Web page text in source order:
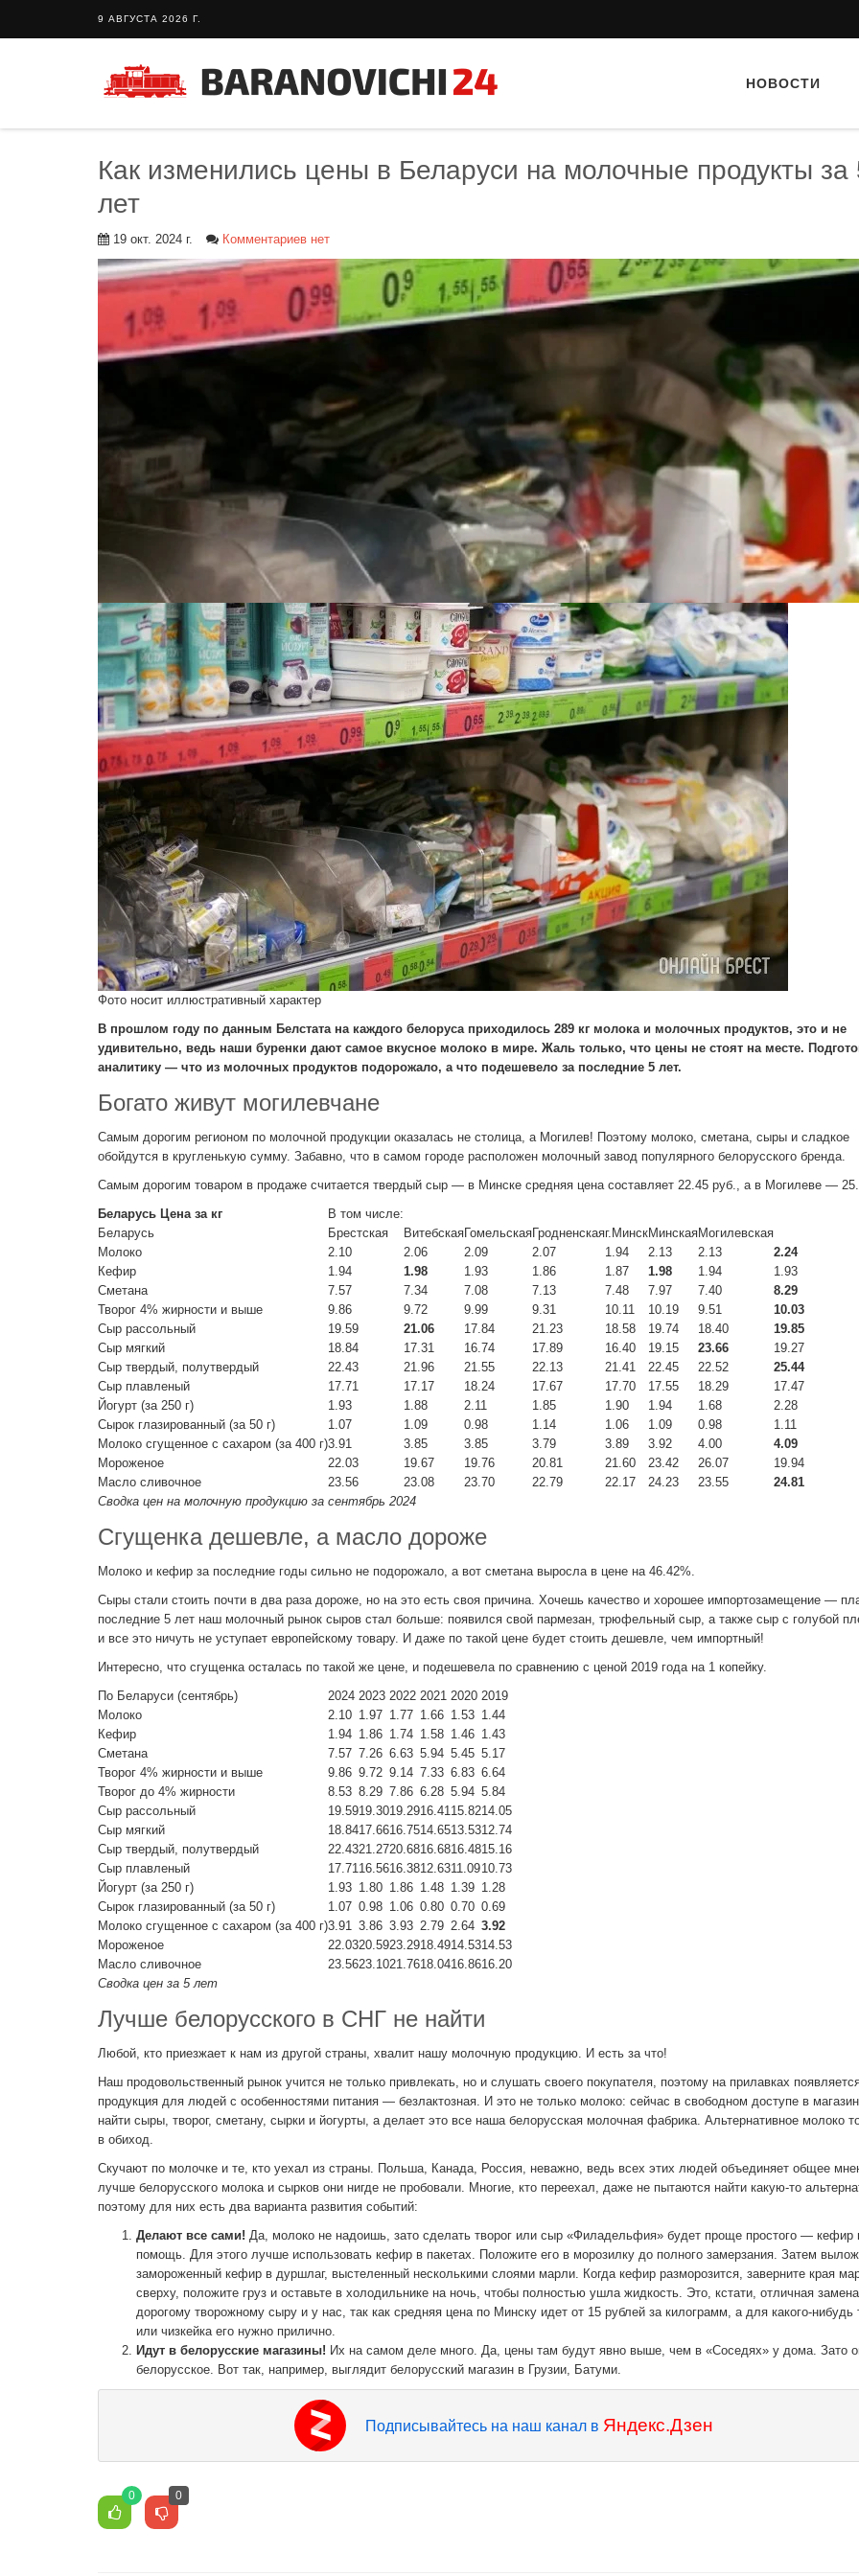
9 АВГУСТА 2026 Г.
НОВОСТИ
Как изменились цены в Беларуси на молочные продукты за
лет
19 окт. 2024 г. Комментариев нет
Фото носит иллюстративный характер
В прошлом году по данным Белстата на каждого белоруса приходилось 289 кг молока и молочных продуктов, это и не
удивительно, ведь наши буренки дают самое вкусное молоко в мире. Жаль только, что цены не стоят на месте.
аналитику — что из молочных продуктов подорожало, а что подешевело за последние 5 лет.
Богато живут могилевчане
Самым дорогим регионом по молочной продукции оказалась не столица, а Могилев! Поэтому молоко, сметана, сыры и сладкое
обойдутся в кругленькую сумму. Забавно, что в самом городе расположен молочный завод популярного белорусского бренда.
Самым дорогим товаром в продаже считается твердый сыр — в Минске средняя цена составляет 22.45 руб., а в Могилеве —
Беларусь Цена за кг
В том числе:
Беларусь
Брестская ВитебскаяГомельскаяГродненскаяг.МинскМинскаяМогилевская
Молоко
2.10 2.06 2.09 2.07 1.94 2.13 2.13
2.24
Кефир
1.94 1.98 1.93 1.86 1.87 1.98 1.94
1.93
Сметана
7.57 7.34 7.08 7.13 7.48 7.97 7.40
8.29
Творог 4% жирности и выше
9.86 9.72 9.99 9.31 10.11 10.19 9.51
10.03
Сыр рассольный
19.59 21.06 17.84 21.23 18.58 19.74 18.40
19.85
Сыр мягкий
18.84 17.31 16.74 17.89 16.40 19.15 23.66
19.27
Сыр твердый, полутвердый
22.43 21.96 21.55 22.13 21.41 22.45 22.52
25.44
Сыр плавленый
17.71 17.17 18.24 17.67 17.70 17.55 18.29
17.47
Йогурт (за 250 г)
1.93 1.88 2.11 1.85 1.90 1.94 1.68
2.28
Сырок глазированный (за 50 г)
1.07 1.09 0.98 1.14 1.06 1.09 0.98
1.11
Молоко сгущенное с сахаром (за 400 г)3.91 3.85 3.85 3.79 3.89 3.92 4.00
4.09
Мороженое
22.03 19.67 19.76 20.81 21.60 23.42 26.07
19.94
Масло сливочное
23.56 23.08 23.70 22.79 22.17 24.23 23.55
24.81
Сводка цен на молочную продукцию за сентябрь 2024
Сгущенка дешевле, а масло дороже
Молоко и кефир за последние годы сильно не подорожало, а вот сметана выросла в цене на 46.42%.
Сыры стали стоить почти в два раза дороже, но на это есть своя причина. Хочешь качество и хорошее импортозамещение —
последние 5 лет наш молочный рынок сыров стал больше: появился свой пармезан, трюфельный сыр, а также сыр с голубой
и все это ничуть не уступает европейскому товару. И даже по такой цене будет стоить дешевле, чем импортный!
Интересно, что сгущенка осталась по такой же цене, и подешевела по сравнению с ценой 2019 года на 1 копейку.
По Беларуси (сентябрь)
2024 2023 2022 2021 2020 2019
Молоко
2.10 1.97 1.77 1.66 1.53 1.44
Кефир
1.94 1.86 1.74 1.58 1.46 1.43
Сметана
7.57 7.26 6.63 5.94 5.45 5.17
Творог 4% жирности и выше
9.86 9.72 9.14 7.33 6.83 6.64
Творог до 4% жирности
8.53 8.29 7.86 6.28 5.94 5.84
Сыр рассольный
19.5919.3019.2916.41 15.8214.05
Сыр мягкий
18.8417.6616.7514.6513.5312.74
Сыр твердый, полутвердый
22.4321.2720.6816.6816.4815.16
Сыр плавленый
17.71 16.5616.3812.6311.0910.73
Йогурт (за 250 г)
1.93 1.80 1.86 1.48 1.39 1.28
Сырок глазированный (за 50 г)
1.07 0.98 1.06 0.80 0.70 0.69
Молоко сгущенное с сахаром (за 400 г)3.91 3.86 3.93 2.79 2.64 3.92
Мороженое
22.0320.5923.2918.4914.5314.53
Масло сливочное
23.5623.1021.7618.0416.8616.20
Сводка цен за 5 лет
Лучше белорусского в СНГ не найти
Любой, кто приезжает к нам из другой страны, хвалит нашу молочную продукцию. И есть за что!
Наш продовольственный рынок учится не только привлекать, но и слушать своего покупателя, поэтому на прилавках
продукция для людей с особенностями питания — безлактозная. И это не только молоко: сейчас в свободном доступе в
найти сыры, творог, сметану, сырки и йогурты, а делает это все наша белорусская молочная фабрика. Альтернативное молоко
в обиход.
Скучают по молочке и те, кто уехал из страны. Польша, Канада, Россия, неважно, ведь всех этих людей объединяет общее
лучше белорусского молока и сырков они нигде не пробовали. Многие, кто переехал, даже не пытаются найти какую-то
поэтому для них есть два варианта развития событий:
Делают все сами! Да, молоко не надоишь, зато сделать творог или сыр «Филадельфия» будет проще простого — кефир
помощь. Для этого лучше использовать кефир в пакетах. Положите его в морозилку до полного замерзания. Затем
замороженный кефир в дуршлаг, выстеленный несколькими слоями марли. Когда кефир разморозится, заверните края
сверху, положите груз и оставьте в холодильнике на ночь, чтобы полностью ушла жидкость. Это, кстати, отличная замена
дорогому творожному сыру и у нас, так как средняя цена по Минску идет от 15 рублей за килограмм, а для какого-нибудь
или чизкейка его нужно прилично.
Идут в белорусские магазины! Их на самом деле много. Да, цены там будут явно выше, чем в «Соседях» у дома. Зато
белорусское. Вот так, например, выглядит белорусский магазин в Грузии, Батуми.
Подписывайтесь на наш канал в Яндекс.Дзен
0 0
Тайный гость: Ресторан “Папараць
Тайный гость: кафе «Автограф»